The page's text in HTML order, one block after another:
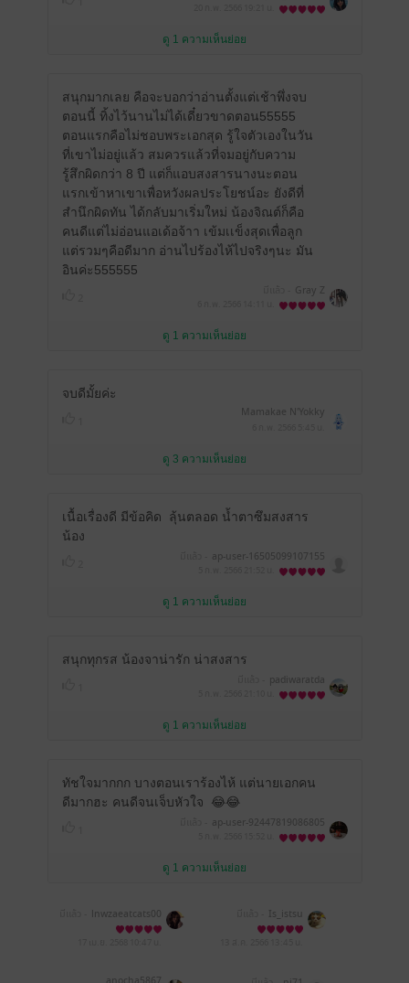
ดู 1 ความเห็นย่อย
สนุกมากเลย คือจะบอกว่าอ่านตั้งแต่เช้าพึ่งจบ
ตอนนี้ ทิ้งไว้นานไม่ได้เดี๋ยวขาดตอน55555
ตอนแรกคือไม่ชอบพระเอกสุด รู้ใจตัวเองในวัน
ที่เขาไม่อยู่แล้ว สมควรแล้วที่จมอยู่กับความ
รู้สึกผิดกว่า 8 ปี แต่ก็แอบสงสารนางนะตอน
แรกเข้าหาเขาเพื่อหวังผลประโยชน์อะ ยังดีที่
สำนึกผิดทัน ได้กลับมาเริ่มใหม่ น้องจิณต์ก็คือ
คนดีแต่ไม่อ่อนแอเด้อจ้าา เข้มเเข็งสุดเพื่อลูก
แต่รวมๆคือดีมาก อ่านไปร้องไห้ไปจริงๆนะ มัน
อินค่ะ555555
Gray Z
ดู 1 ความเห็นย่อย
จบดีมั้ยค่ะ
Mamakae N'Yokky
ดู 3 ความเห็นย่อย
เนื้อเรื่องดี มีข้อคิด
ลุ้นตลอด น้ำตาซึมสงสาร
น้อง
ap-user-16505099107155
ดู 1 ความเห็นย่อย
สนุกทุกรส น้องจาน่ารัก น่าสงสาร
padiwaratda
ดู 1 ความเห็นย่อย
ทัชใจมากกก บางตอนเราร้องไห้ แต่นายเอกคน
ดีมากฮะ คนดีจนเจ็บหัวใจ
😂😂
ap-user-92447819086805
ดู 1 ความเห็นย่อย
lnwzaeatcats00
7
Is_istsu